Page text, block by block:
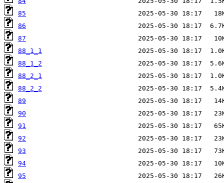
85
86
87
88_1_1
88_1_2
88_2_1
88_2_2
89
90
91
92
93
94
95